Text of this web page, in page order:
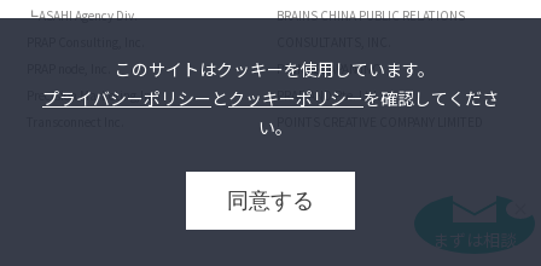
このサイトはクッキーを使用しています。
プライバシーポリシーとクッキーポリシーを確認してくださ
い。
同意する
┗ASAHI Agency Div.
Precision Marketing,Inc.
BRAINS CHINA PUBLIC RELATIONS
POINTS JAPAN INC.
PRAP AND Pte. Ltd.
まずは相談